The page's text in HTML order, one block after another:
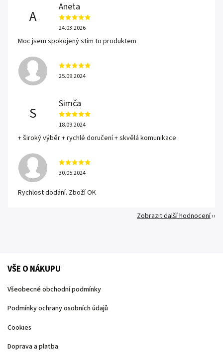
A
Aneta
24.03.2026
Moc jsem spokojený stím to produktem
25.09.2024
S
Simča
18.09.2024
+ široký výběr + rychlé doručení + skvělá komunikace
30.05.2024
Rychlost dodání. Zboží OK
Zobrazit další hodnocení
VŠE O NÁKUPU
Všeobecné obchodní podmínky
Podmínky ochrany osobních údajů
Cookies
Doprava a platba